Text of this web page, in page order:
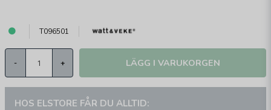
T096501
- + LÄGG I VARUKORGEN
HOS ELSTORE FÅR DU ALLTID: